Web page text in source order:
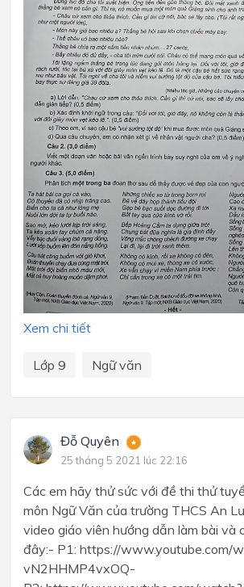
Xem chi tiết
Lớp 9 Ngữ văn
Đỗ Quyên
25 tháng 5 2021 lúc 22:16
Các em hãy thử sức với đề thi thử
môn Ngữ Văn của trường THCS An
video giáo viên hướng dẫn làm bài và
đây:- P1: https://www.youtube.com/
vN2HHMP4vxOQ-